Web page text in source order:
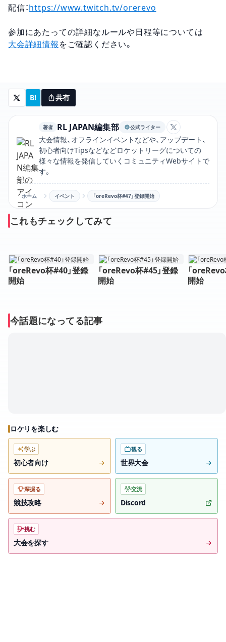
配信： https://www.twitch.tv/orerevo
参加にあたっての詳細なルールや日程等については
大会詳細情報 をご確認ください。
B! 共有
著者 RL JAPAN編集部 公式ライター
RL JAPAN編
大会情報、オフラインイベントなどや、アップデート、
初心者向けTipsなどなどロケットリーグについての
様々な情報を発信していくコミュニティWebサイトで
す。
ホーム イベント 「oreRevo杯#47」登録開始
これもチェックしてみて
「oreRevo杯#40」登録
開始
「oreRevo杯#45」登録
開始
「
開始
今話題になってる記事
ロケリを楽しむ
学ぶ
初心者向け
観る
世界大会
深掘る
競技攻略
交流
Discord
挑む
大会を探す